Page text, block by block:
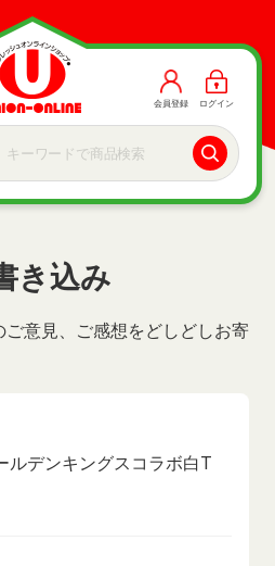
会員登録 ログイン
き込み
意見、ご感想をどしどしお寄
デンキングスコラボ白T